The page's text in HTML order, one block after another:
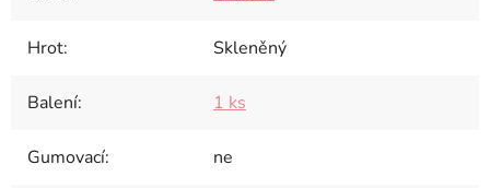
Hrot: Skleněný
Balení: 1 ks
Gumovací: ne